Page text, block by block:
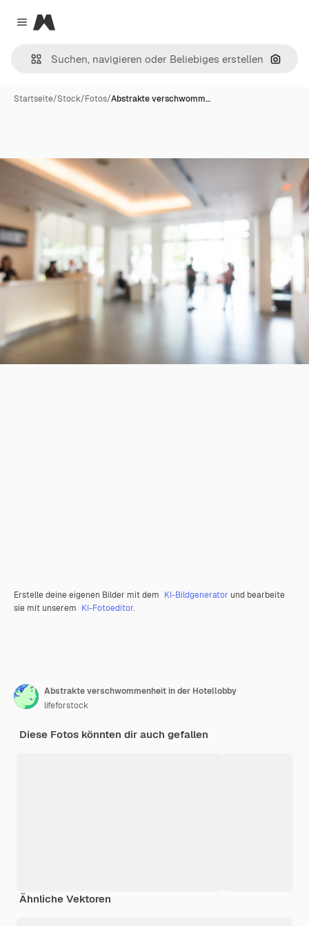
Close menu
Magnific
Nach
Startseite/Stock/Fotos/Abstrakte verschwomm…
Erstelle deine eigenen Bilder mit dem KI-Bildgenerator und bearbeite
sie mit unserem KI-Fotoeditor.
Abstrakte verschwommenheit in der Hotellobby
lifeforstock
Diese Fotos könnten dir auch gefallen
Ähnliche Vektoren